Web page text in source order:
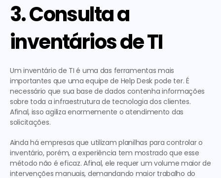
3. Consulta a
inventários de TI
Um inventário de TI é uma das ferramentas mais
importantes que uma equipe de Help Desk pode ter. É
necessário que sua base de dados contenha informações
sobre toda a infraestrutura de tecnologia dos clientes.
Afinal, isso agiliza enormemente o atendimento das
solicitações.
Ainda há empresas que utilizam planilhas para controlar o
inventário, porém, a experiência tem mostrado que esse
método não é eficaz. Afinal, ele requer um volume maior de
intervenções manuais, demandando maior trabalho do